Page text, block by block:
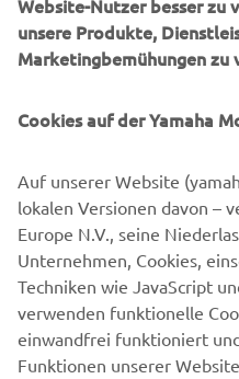
Basic Policy
Aim to further reduce the
Promote use of
emissions
Related Documents
Integrated Report
Media conference
Website-Nutzer besser zu
unsere Produkte,
Marketingbemühungen zu
Cookies auf der Yamaha
Auf unserer Website
lokalen Versionen davon –
Europe N.V., seine
Unternehmen, Cookies,
Techniken wie JavaScript
verwenden funktionelle
einwandfrei funktioniert
Funktionen unserer